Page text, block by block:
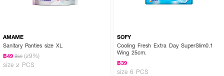
AMAME
Sanitary Panties size XL
฿49 ฿69 (29%)
size 2 PCS
SOFY
Cooling Fresh Extra Day SuperSlim0.1
Wing 25cm.
฿39
size 6 PCS